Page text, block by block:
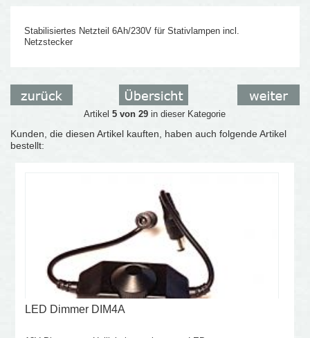
Stabilisiertes Netzteil 6Ah/230V für Stativlampen incl.
Netzstecker
Artikel5 von 29 in dieser Kategorie
Kunden, die diesen Artikel kauften, haben auch folgende Artikel
bestellt:
LED Dimmer DIM4A